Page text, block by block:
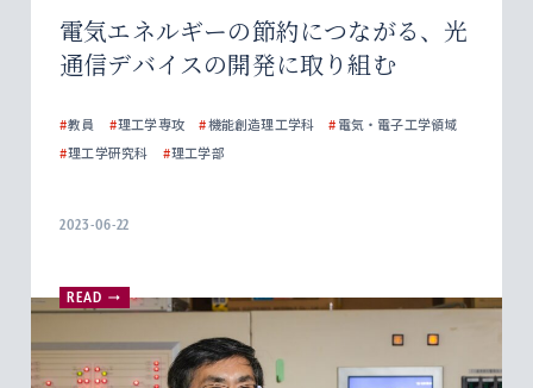
電気エネルギーの節約につながる、光
通信デバイスの開発に取り組む
#教員 #理工学専攻 #機能創造理工学科 #電気・電子工学領域
#理工学研究科 #理工学部
2023-06-22
READ